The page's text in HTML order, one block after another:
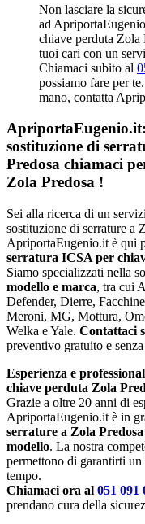
Non lasciare la
ad
chiave perduta Zola
tuoi cari con un
Chiamaci subito al
possiamo fare per
mano, contatta
sostituzione di
Predosa chiamaci
Zola Predosa !
Sei alla ricerca di un
sostituzione di serrature a
ApriportaEugenio.it è qui
serratura ICSA per
Siamo specializzati nella
modello e marca, tra cui
Defender, Dierre,
Meroni, MG, Mottura,
Welka e Yale. Contattaci
preventivo gratuito e
Esperienza e
chiave perduta Zola
Grazie a oltre 20 anni di
ApriportaEugenio.it è in
serrature a Zola
modello. La nostra
permettono di garantirti
tempo.
Chiamaci ora al 051 091
prendano cura della